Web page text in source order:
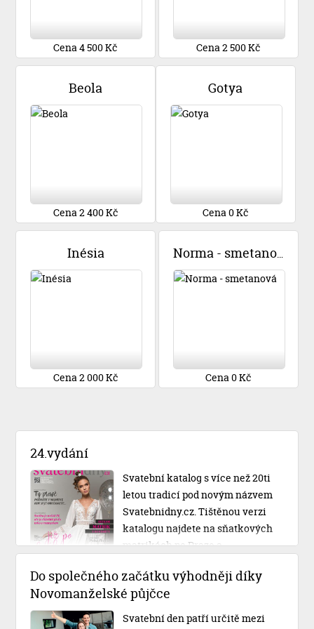
Cena 4 500 Kč Cena 2 500 Kč
Beola
Cena 2 400 Kč
Gotya
Cena 0 Kč
Inésia
Cena 2 000 Kč
Norma - smetanová
Cena 0 Kč
24.vydání
Svatební katalog s více než 20ti
letou tradicí pod novým názvem
Svatebnidny.cz. Tištěnou verzi
katalogu najdete na sňatkových
matrikách po Praze a
Do společného začátku výhodněji díky
Novomanželské půjčce
Svatební den patří určitě mezi